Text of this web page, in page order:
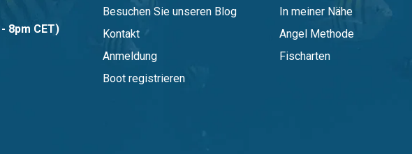
8pm CET)
Besuchen Sie unseren Blog
Kontakt
Anmeldung
Boot registrieren
In meiner Nähe
Angel Methode
Fischarten